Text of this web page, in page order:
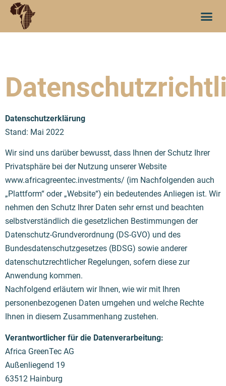
Datenschutzerklärung
Stand: Mai 2022
Wir sind uns darüber bewusst, dass Ihnen der Schutz Ihrer
Privatsphäre bei der Nutzung unserer Website
www.africagreentec.investments/ (im Nachfolgenden auch
„Plattform“ oder „Website“) ein bedeutendes Anliegen ist. Wir
nehmen den Schutz Ihrer Daten sehr ernst und beachten
selbstverständlich die gesetzlichen Bestimmungen der
Datenschutz-Grundverordnung (DS-GVO) und des
Bundesdatenschutzgesetzes (BDSG) sowie anderer
datenschutzrechtlicher Regelungen, sofern diese zur
Anwendung kommen.
Nachfolgend erläutern wir Ihnen, wie wir mit Ihren
personenbezogenen Daten umgehen und welche Rechte
Ihnen in diesem Zusammenhang zustehen.
Verantwortlicher für die Datenverarbeitung:
Africa GreenTec AG
Außenliegend 19
63512 Hainburg